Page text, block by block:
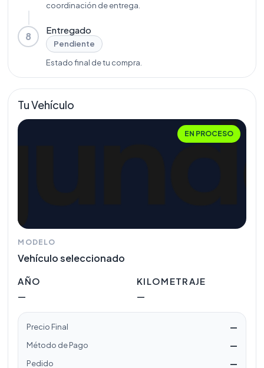
coordinación de entrega.
8
Entregado
Pendiente
Estado final de tu compra.
Tu Vehículo
EN PROCESO
MODELO
Vehículo seleccionado
AÑO
—
KILOMETRAJE
—
Precio Final —
Método de Pago —
Pedido —